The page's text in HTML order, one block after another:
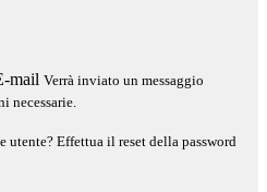
mail Verrà inviato un messaggio
necessarie.
utente? Effettua il reset della password